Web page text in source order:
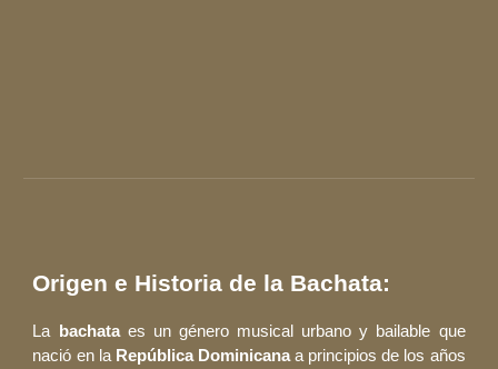
Origen e Historia de la Bachata:
La bachataes un género musical urbano y bailable que
nació en la República Dominicanaa principios de los años